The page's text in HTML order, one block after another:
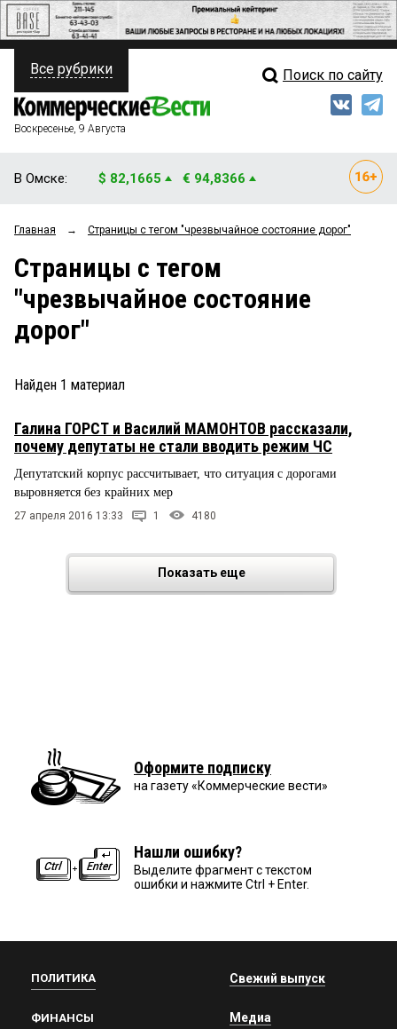
ПОЛИТИКА
ФИНАНСЫ
ОБЩЕСТВО
ЗАКОН
НОВОСТИ КОМПАНИЙ
СТИЛЬ ЖИЗНИ
Свежий выпуск
Мнения
Блоги
Все рубрики Поиск по сайту
Воскресенье, 9 Августа
В Омске: $ 82,1665 € 94,8366
Главная → Страницы c тегом "чрезвычайное состояние дорог"
Страницы c тегом
"чрезвычайное состояние
дорог"
Найден 1 материал
Галина ГОРСТ и Василий МАМОНТОВ рассказали,
почему депутаты не стали вводить режим ЧС
Депутатский корпус рассчитывает, что ситуация с дорогами
выровняется без крайних мер
27 апреля 2016 13:33 1 4180
Показать еще
Оформите подписку
на газету «Коммерческие вести»
Нашли ошибку?
Выделите фрагмент с текстом
ошибки и нажмите Ctrl + Enter.
ПОЛИТИКА
ФИНАНСЫ
Свежий выпуск
Медиа